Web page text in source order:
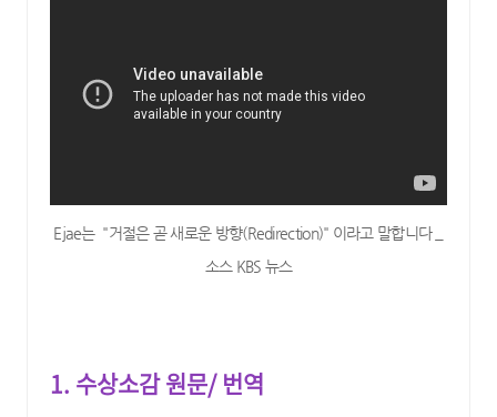
Ejae는 "거절은 곧 새로운 방향(Redirection)" 이라고 말합니다 _
소스 KBS 뉴스
1. 수상소감 원문/ 번역